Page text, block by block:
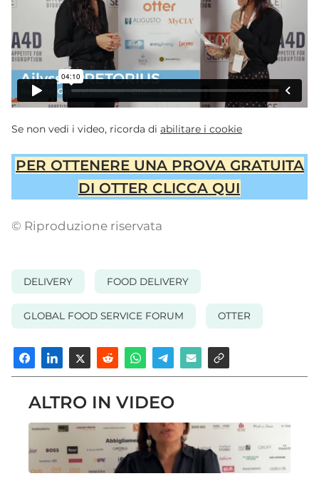
Se non vedi i video, ricorda di abilitare i cookie
PER OTTENERE UNA PROVA GRATUITA
DI OTTER CLICCA QUI
© Riproduzione riservata
DELIVERY FOOD DELIVERY
GLOBAL FOOD SERVICE FORUM OTTER
ALTRO IN VIDEO